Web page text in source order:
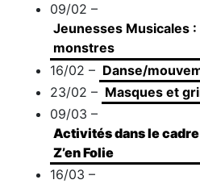
09/02 –
Jeunesses Musicales :
monstres
16/02 – Danse/
23/02 – Masques et
09/03 –
Activités dans le
Z’en Folie
16/03 –